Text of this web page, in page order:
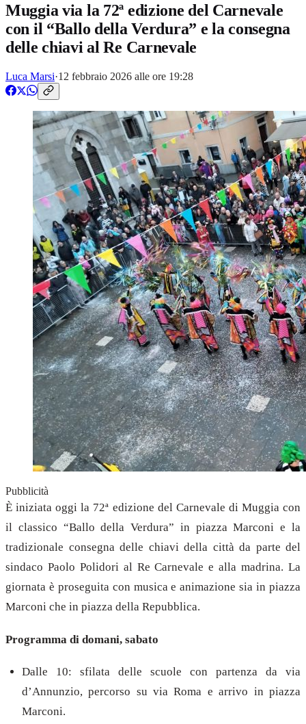
Muggia via la 72ª edizione del Carnevale
con il “Ballo della Verdura” e la consegna
delle chiavi al Re Carnevale
Luca Marsi·12 febbraio 2026 alle ore 19:28
Pubblicità
È iniziata oggi la 72ª edizione del Carnevale di Muggia con
il classico “Ballo della Verdura” in piazza Marconi e la
tradizionale consegna delle chiavi della città da parte del
sindaco Paolo Polidori al Re Carnevale e alla madrina. La
giornata è proseguita con musica e animazione sia in piazza
Marconi che in piazza della Repubblica.
Programma di domani, sabato
Dalle 10: sfilata delle scuole con partenza da via
d’Annunzio, percorso su via Roma e arrivo in piazza
Marconi.